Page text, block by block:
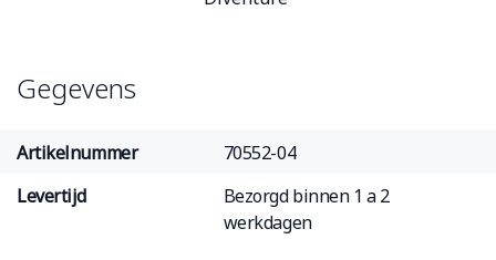
Gegevens
Artikelnummer
70552-04
Levertijd
Bezorgd binnen 1 a 2
werkdagen